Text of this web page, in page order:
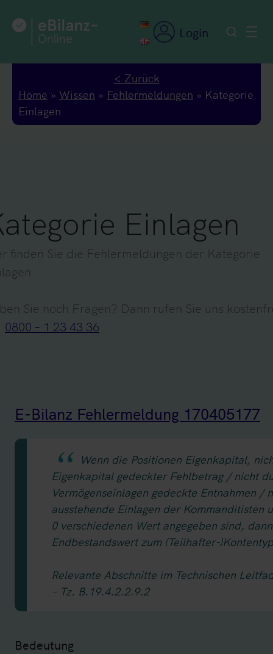
Inhalt
springen
Login
< Zurück
Home » Wissen » Fehlermeldungen » Kategorie
Einlagen
Einlagen
finden Sie die Fehlermeldungen der Kategorie
Sie noch Fragen? Dann rufen Sie uns
0800 – 1 23 43 36
E-Bilanz Fehlermeldung 170405177
Wenn die Positionen Eigenkapital,
Eigenkapital gedeckter Fehlbetrag / nicht
Vermögenseinlagen gedeckte Entnahmen
ausstehende Einlagen der
0 verschiedenen Wert angegeben sind,
Endbestandswert zum (Teilhafter-
Relevante Abschnitte im Technischen
– Tz. B.19.4.2.2.9.2
Bedeutung